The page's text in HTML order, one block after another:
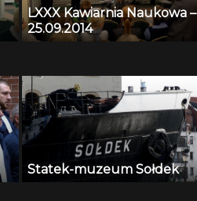
LXXX Kawiarnia Naukowa –
25.09.2014
Statek-muzeum Sołdek